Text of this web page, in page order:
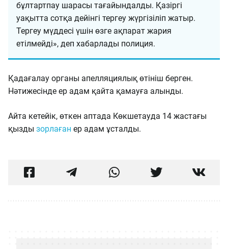
бұлтартпау шарасы тағайындалды. Қазіргі
уақытта сотқа дейінгі тергеу жүргізіліп жатыр.
Тергеу мүддесі үшін өзге ақпарат жария
етілмейді», деп хабарлады полиция.
Қадағалау органы апелляциялық өтініш берген.
Нәтижесінде ер адам қайта қамауға алынды.
Айта кетейік, өткен аптада Көкшетауда 14 жастағы
қызды зорлаған ер адам ұсталды.